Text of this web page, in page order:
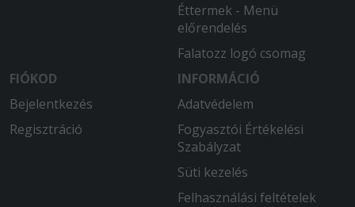
Nagyon finom, bőséges és meleg volt
az étel, remek árérték arány, az
ajándék somlói isteni volt, a futár pedig
kedves. Mindennel meg voltunk
elégedve! Külön örülök, hogy a
megyeszékhelytől kicsit távolabbra is
szállít az ételbár, ez hiánypótló
Éttermek - Menü
előrendelés
Falatozz logó csomag
FIÓKOD
Bejelentkezés
Regisztráció
INFORMÁCIÓ
Adatvédelem
Fogyasztói Értékelési
Szabályzat
Süti kezelés
Felhasználási feltételek